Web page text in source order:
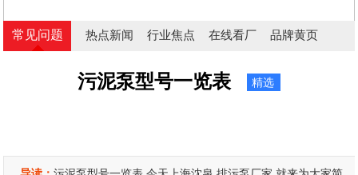
常见问题 热点新闻 行业焦点 在线看厂 品牌黄页
污泥泵型号一览表 精选